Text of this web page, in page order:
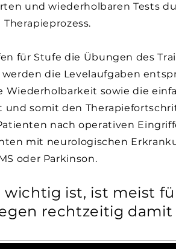
und wiederholbaren Tests
Therapieprozess.
für Stufe die Übungen des
die Levelaufgaben
Wiederholbarkeit sowie die
und somit den
nach operativen
mit neurologischen
oder Parkinson.
wichtig ist, ist meist
rechtzeitig